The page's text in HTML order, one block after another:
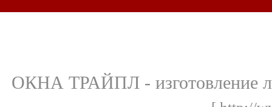
ОКНА ТРАЙПЛ - изготовление